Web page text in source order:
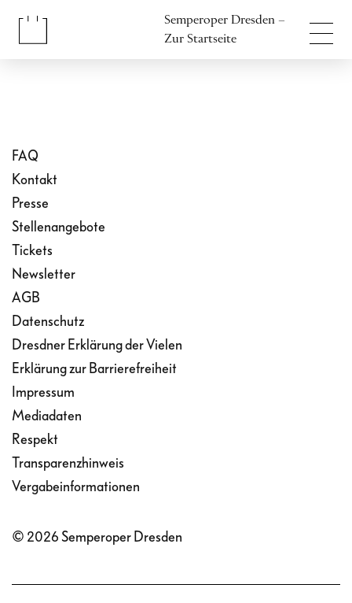
Semperoper Dresden –
Zur Startseite
FAQ
Kontakt
Presse
Stellenangebote
Tickets
Newsletter
AGB
Datenschutz
Dresdner Erklärung der Vielen
Erklärung zur Barrierefreiheit
Impressum
Mediadaten
Respekt
Transparenzhinweis
Vergabeinformationen
© 2026 Semperoper Dresden